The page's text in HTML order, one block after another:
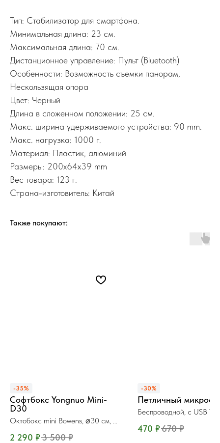
Тип: Стабилизатор для смартфона.
Минимальная длина: 23 см.
Максимальная длина: 70 см.
Дистанционное управление: Пульт (Bluetooth)
Особенности: Возможность съемки панорам,
Нескользящая опора
Цвет: Черный
Длина в сложенном положении: 25 см.
Макс. ширина удерживаемого устройства: 90 mm.
Макс. нагрузка: 1000 г.
Материал: Пластик, алюминий
Размеры: 200х64х39 mm
Вес товара: 123 г.
Страна-изготовитель: Китай
Также покупают:
-35%
Софтбокс Yongnuo Mini-
D30
Октобокс mini Bowens, ⌀30 см, с
2 290 ₽3 500 ₽
-30%
Петличный
Беспроводной, c USB
470 ₽670 ₽